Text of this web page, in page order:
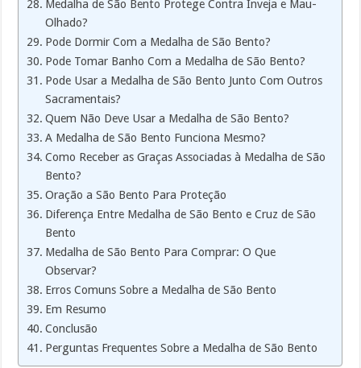
Medalha de São Bento Protege Contra Inveja e Mau-
Olhado?
Pode Dormir Com a Medalha de São Bento?
Pode Tomar Banho Com a Medalha de São Bento?
Pode Usar a Medalha de São Bento Junto Com Outros
Sacramentais?
Quem Não Deve Usar a Medalha de São Bento?
A Medalha de São Bento Funciona Mesmo?
Como Receber as Graças Associadas à Medalha de São
Bento?
Oração a São Bento Para Proteção
Diferença Entre Medalha de São Bento e Cruz de São
Bento
Medalha de São Bento Para Comprar: O Que
Observar?
Erros Comuns Sobre a Medalha de São Bento
Em Resumo
Conclusão
Perguntas Frequentes Sobre a Medalha de São Bento